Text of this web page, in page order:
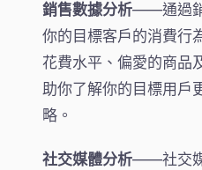
銷售數據分析——通過銷
你的目標客戶的消費行
花費水平、偏愛的商品
助你了解你的目標用戶
略。
社交媒體分析——社交